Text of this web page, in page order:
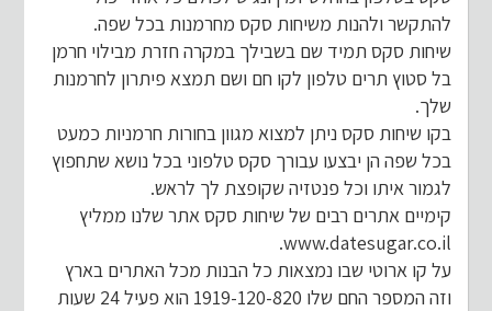
להתקשר ולהנות משיחות סקס מחרמנות בכל שפה.
שיחות סקס תמיד שם בשבילך במקרה חזרת מבילוי חרמן
בל סטוץ תרים טלפון לקו חם ושם תמצא פיתרון לחרמנות
שלך.
בקו שיחות סקס ניתן למצוא מגוון בחורות חרמניות כמעט
בכל שפה הן יבצעו עבורך סקס טלפוני בכל נושא שתחפוץ
לגמור איתו וכל פנטזיה שקופצת לך לראש.
קימיים אתרים רבים של שיחות סקס אתר שלנו ממליץ
www.datesugar.co.il.
על קו ארוטי שבו נמצאות כל הבנות מכל האתרים בארץ
וזה המספר החם שלו 1919-120-820 הוא פעיל 24 שעות